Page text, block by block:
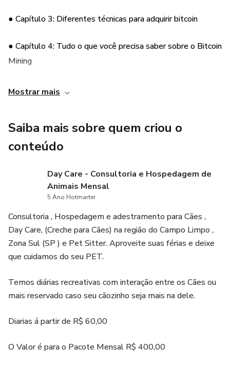
● Capítulo 3: Diferentes técnicas para adquirir bitcoin
● Capítulo 4: Tudo o que você precisa saber sobre o Bitcoin
Mining
● Capítulo 5: Armazenando seu Bitcoin e outras
● Capítulo 6: Negociando e vendendo seu Bitcoin por lucro
investimento
● Capítulo 8: Aceitar e usar o Bitcoin na sua empresa
● Capítulo 9: Proteja-se contra fraude e roubo
● Capítulo 10: O futuro da criptomoeda
Mostrar mais
Saiba mais sobre quem criou o
conteúdo
Day Care - Consultoria e Hospedagem de
Animais Mensal
5 Ano Hotmarter
Consultoria , Hospedagem e adestramento para Cães ,
Day Care, (Creche para Cães) na região do Campo Limpo ,
Zona Sul (SP ) e Pet Sitter. Aproveite suas férias e deixe
que cuidamos do seu PET.
Temos diárias recreativas com interação entre os Cães ou
mais reservado caso seu cãozinho seja mais na dele.
Diarias á partir de R$ 60,00
O Valor é para o Pacote Mensal R$ 400,00